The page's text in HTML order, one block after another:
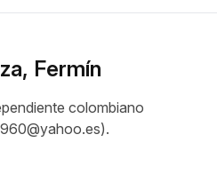
Fermín
colombiano